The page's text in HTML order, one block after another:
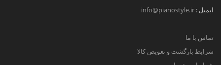
ایمیل : info@pianostyle.ir
تماس با ما
شرایط بازگشت و تعویض کالا